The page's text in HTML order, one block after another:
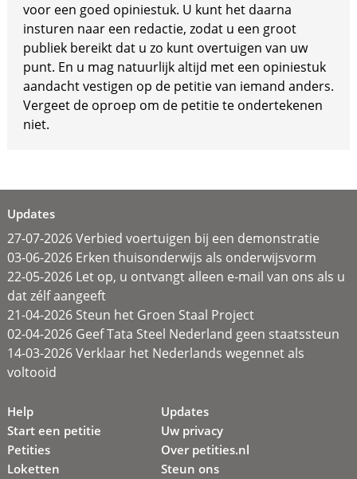
voor een goed opiniestuk. U kunt het daarna
insturen naar een redactie, zodat u een groot
publiek bereikt dat u zo kunt overtuigen van uw
punt. En u mag natuurlijk altijd met een opiniestuk
aandacht vestigen op de petitie van iemand anders.
Vergeet de oproep om de petitie te ondertekenen
niet.
Updates
27-07-2026 Verbied voertuigen bij een demonstratie
03-06-2026 Erken thuisonderwijs als onderwijsvorm
22-05-2026 Let op, u ontvangt alleen e-mail van ons als u
dat zélf aangeeft
21-04-2026 Steun het Groen Staal Project
02-04-2026 Geef Tata Steel Nederland geen staatssteun
14-03-2026 Verklaar het Nederlands wegennet als
voltooid
Help
Start een petitie
Petities
Loketten
Updates
Uw privacy
Over petities.nl
Steun ons